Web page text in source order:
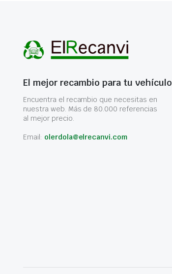
El mejor recambio para tu vehículo
Encuentra el recambio que necesitas en
nuestra web. Más de 80.000 referencias
al mejor precio.
Email: olerdola@elrecanvi.com